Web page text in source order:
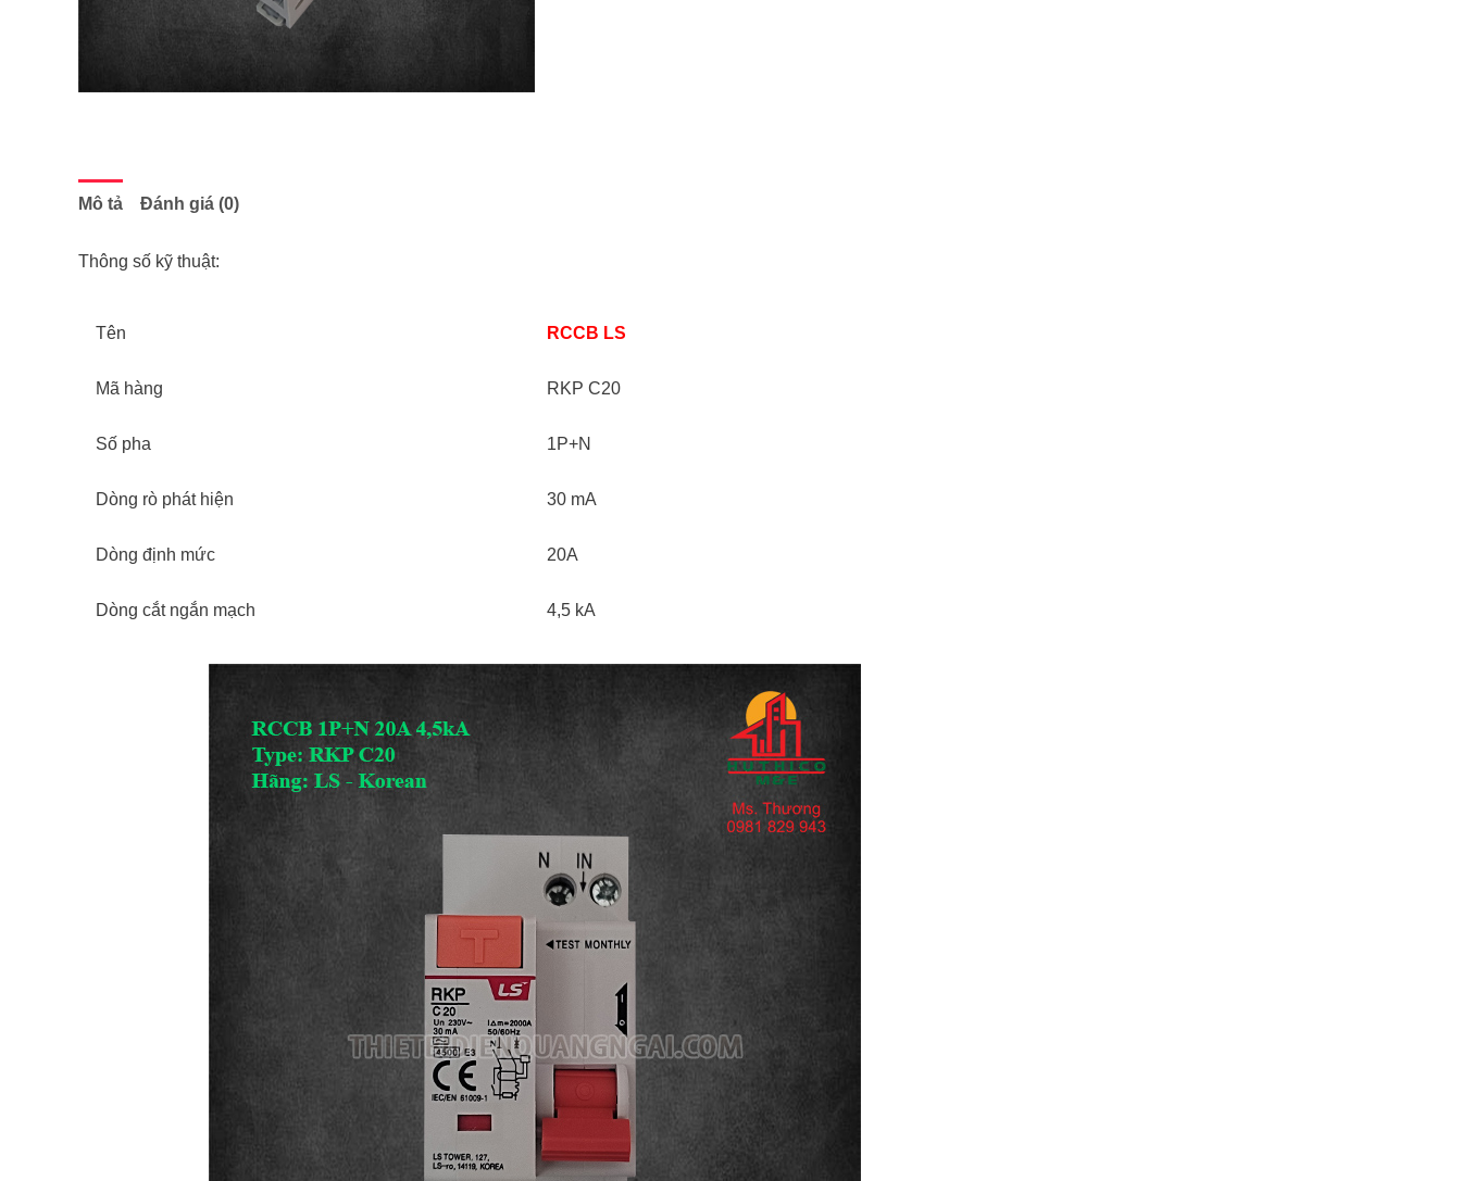
Mô tả Đánh giá (0)
Thông số kỹ thuật:
Tên RCCB LS
Mã hàng RKP C20
Số pha 1P+N
Dòng rò phát hiện 30 mA
Dòng định mức 20A
Dòng cắt ngắn mạch 4,5 kA